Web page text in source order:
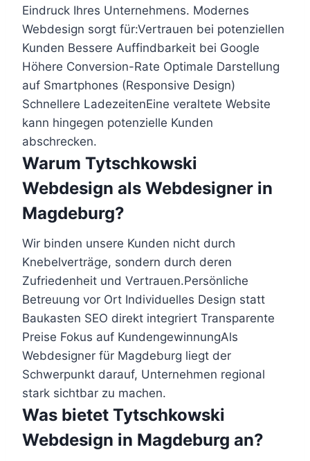
Eindruck Ihres Unternehmens. Modernes
Webdesign sorgt für:Vertrauen bei potenziellen
Kunden Bessere Auffindbarkeit bei Google
Höhere Conversion-Rate Optimale Darstellung
auf Smartphones (Responsive Design)
Schnellere LadezeitenEine veraltete Website
kann hingegen potenzielle Kunden
abschrecken.
Warum Tytschkowski
Webdesign als Webdesigner in
Magdeburg?
Wir binden unsere Kunden nicht durch
Knebelverträge, sondern durch deren
Zufriedenheit und Vertrauen.Persönliche
Betreuung vor Ort Individuelles Design statt
Baukasten SEO direkt integriert Transparente
Preise Fokus auf KundengewinnungAls
Webdesigner für Magdeburg liegt der
Schwerpunkt darauf, Unternehmen regional
stark sichtbar zu machen.
Was bietet Tytschkowski
Webdesign in Magdeburg an?